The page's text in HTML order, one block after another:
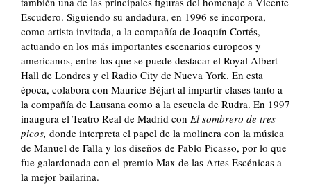
Escudero. Siguiendo su andadura, en 1996 se incorpora,
como artista invitada, a la compañía de Joaquín Cortés,
actuando en los más importantes escenarios europeos y
americanos, entre los que se puede destacar el Royal Albert
Hall de Londres y el Radio City de Nueva York. En esta
época, colabora con Maurice Béjart al impartir clases tanto a
la compañía de Lausana como a la escuela de Rudra. En 1997
inaugura el Teatro Real de Madrid con El sombrero de tres
picos, donde interpreta el papel de la molinera con la música
de Manuel de Falla y los diseños de Pablo Picasso, por lo que
fue galardonada con el premio Max de las Artes Escénicas a
la mejor bailarina.